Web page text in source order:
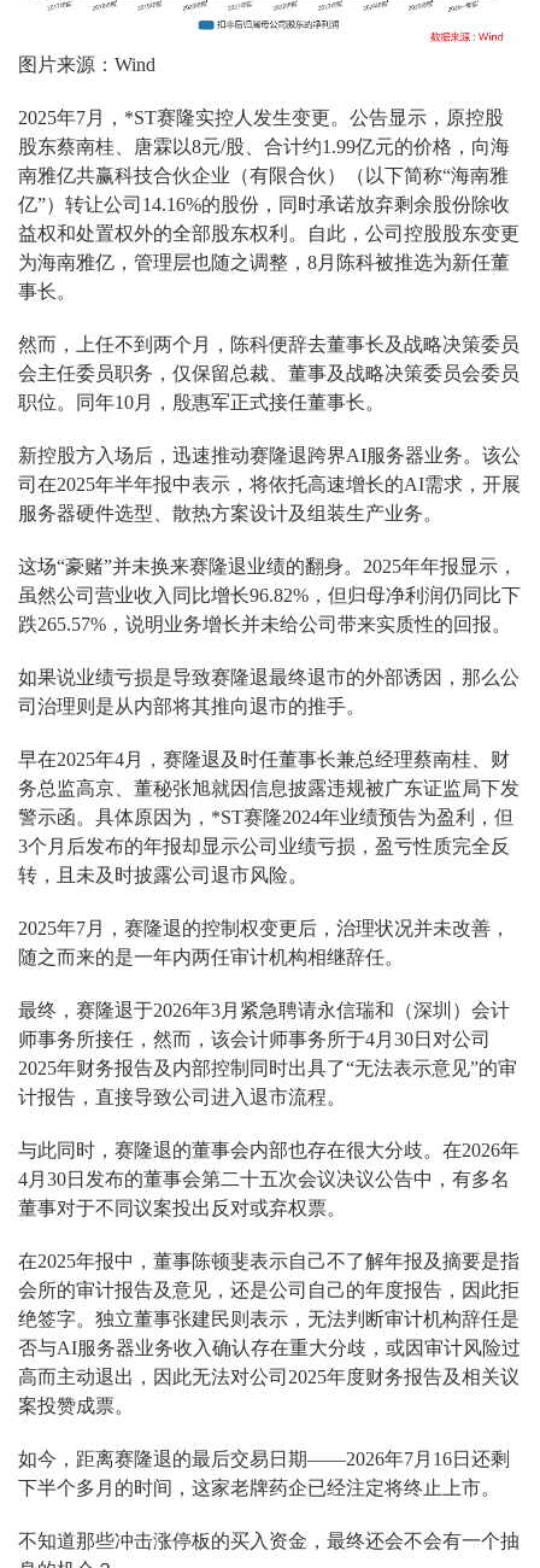
图片来源：Wind
2025年7月，*ST赛隆实控人发生变更。公告显示，原控股
股东蔡南桂、唐霖以8元/股、合计约1.99亿元的价格，向海
南雅亿共赢科技合伙企业（有限合伙）（以下简称“海南雅
亿”）转让公司14.16%的股份，同时承诺放弃剩余股份除收
益权和处置权外的全部股东权利。自此，公司控股股东变更
为海南雅亿，管理层也随之调整，8月陈科被推选为新任董
事长。
然而，上任不到两个月，陈科便辞去董事长及战略决策委员
会主任委员职务，仅保留总裁、董事及战略决策委员会委员
职位。同年10月，殷惠军正式接任董事长。
新控股方入场后，迅速推动赛隆退跨界AI服务器业务。该公
司在2025年半年报中表示，将依托高速增长的AI需求，开展
服务器硬件选型、散热方案设计及组装生产业务。
这场“豪赌”并未换来赛隆退业绩的翻身。2025年年报显示，
虽然公司营业收入同比增长96.82%，但归母净利润仍同比下
跌265.57%，说明业务增长并未给公司带来实质性的回报。
如果说业绩亏损是导致赛隆退最终退市的外部诱因，那么公
司治理则是从内部将其推向退市的推手。
早在2025年4月，赛隆退及时任董事长兼总经理蔡南桂、财
务总监高京、董秘张旭就因信息披露违规被广东证监局下发
警示函。具体原因为，*ST赛隆2024年业绩预告为盈利，但
3个月后发布的年报却显示公司业绩亏损，盈亏性质完全反
转，且未及时披露公司退市风险。
2025年7月，赛隆退的控制权变更后，治理状况并未改善，
随之而来的是一年内两任审计机构相继辞任。
最终，赛隆退于2026年3月紧急聘请永信瑞和（深圳）会计
师事务所接任，然而，该会计师事务所于4月30日对公司
2025年财务报告及内部控制同时出具了“无法表示意见”的审
计报告，直接导致公司进入退市流程。
与此同时，赛隆退的董事会内部也存在很大分歧。在2026年
4月30日发布的董事会第二十五次会议决议公告中，有多名
董事对于不同议案投出反对或弃权票。
在2025年报中，董事陈顿斐表示自己不了解年报及摘要是指
会所的审计报告及意见，还是公司自己的年度报告，因此拒
绝签字。独立董事张建民则表示，无法判断审计机构辞任是
否与AI服务器业务收入确认存在重大分歧，或因审计风险过
高而主动退出，因此无法对公司2025年度财务报告及相关议
案投赞成票。
如今，距离赛隆退的最后交易日期——2026年7月16日还剩
下半个多月的时间，这家老牌药企已经注定将终止上市。
不知道那些冲击涨停板的买入资金，最终还会不会有一个抽